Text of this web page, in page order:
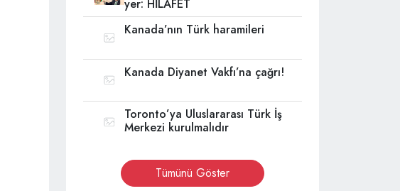
yer: HİLAFET
Kanada’nın Türk haramileri
Kanada Diyanet Vakfı’na çağrı!
Toronto’ya Uluslararası Türk İş
Merkezi kurulmalıdır
Tümünü Göster